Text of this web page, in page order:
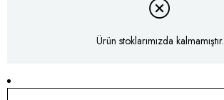
Ürün stoklarımızda kalmamıştır.